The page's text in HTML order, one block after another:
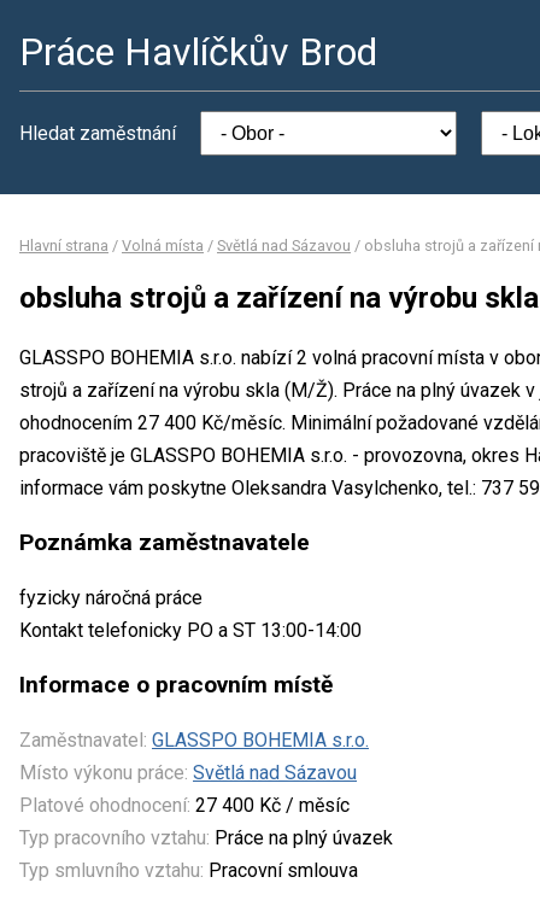
Práce Havlíčkův Brod
Hledat zaměstnání
Hlavní strana / Volná místa / Světlá nad Sázavou / obsluha strojů a zařízení
obsluha strojů a zařízení na výrobu
GLASSPO BOHEMIA s.r.o. nabízí 2 volná pracovní místa v
strojů a zařízení na výrobu skla (M/Ž). Práce na plný úvazek
ohodnocením 27 400 Kč/měsíc. Minimální požadované
pracoviště je GLASSPO BOHEMIA s.r.o. - provozovna, okres
informace vám poskytne Oleksandra Vasylchenko, tel.: 737
Poznámka zaměstnavatele
fyzicky náročná práce
Kontakt telefonicky PO a ST 13:00-14:00
Informace o pracovním místě
Zaměstnavatel: GLASSPO BOHEMIA s.r.o.
Místo výkonu práce: Světlá nad Sázavou
Platové ohodnocení: 27 400 Kč / měsíc
Typ pracovního vztahu: Práce na plný úvazek
Typ smluvního vztahu: Pracovní smlouva